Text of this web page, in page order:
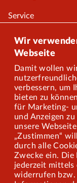
Wir
Webseite
Damit wollen
verbessern, um
bieten zu
für Marketing-
und Anzeigen
unsere
„Zustimmen“
durch alle
Zwecke ein.
jederzeit mittels
widerrufen bzw.
Service
Onlineshop
Über uns
Karriere
Presse
Mitarbeiterportal
Barrierefreiheit